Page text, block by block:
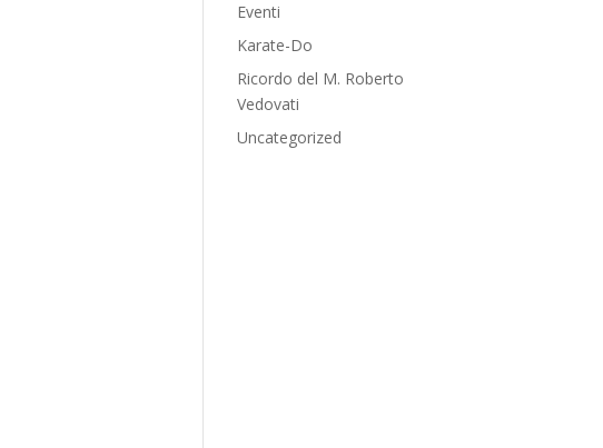
Eventi
Karate-Do
Ricordo del M. Roberto
Vedovati
Uncategorized